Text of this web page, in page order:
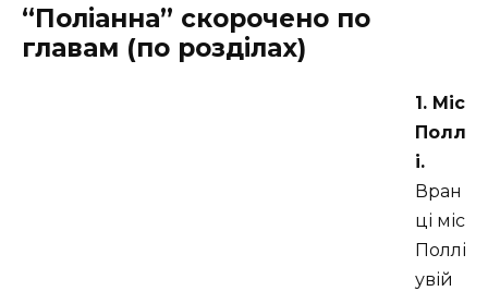
“Поліанна” скорочено по
главам (по розділах)
1. Міс
Полл
і.
Вран
ці міс
Поллі
увій